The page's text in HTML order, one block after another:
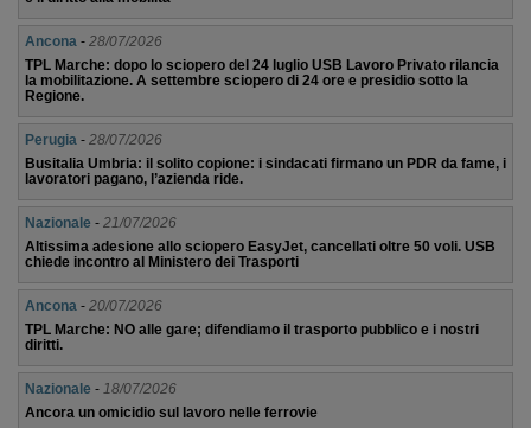
Ancona - 28/07/2026
TPL Marche: dopo lo sciopero del 24 luglio USB Lavoro Privato rilancia
la mobilitazione. A settembre sciopero di 24 ore e presidio sotto la
Regione.
Perugia - 28/07/2026
Busitalia Umbria: il solito copione: i sindacati firmano un PDR da fame, i
lavoratori pagano, l’azienda ride.
Nazionale - 21/07/2026
Altissima adesione allo sciopero EasyJet, cancellati oltre 50 voli. USB
chiede incontro al Ministero dei Trasporti
Ancona - 20/07/2026
TPL Marche: NO alle gare; difendiamo il trasporto pubblico e i nostri
diritti.
Nazionale - 18/07/2026
Ancora un omicidio sul lavoro nelle ferrovie